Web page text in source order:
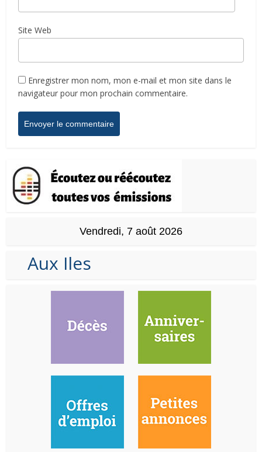
Site Web
Enregistrer mon nom, mon e-mail et mon site dans le
navigateur pour mon prochain commentaire.
Vendredi, 7 août 2026
Aux Iles